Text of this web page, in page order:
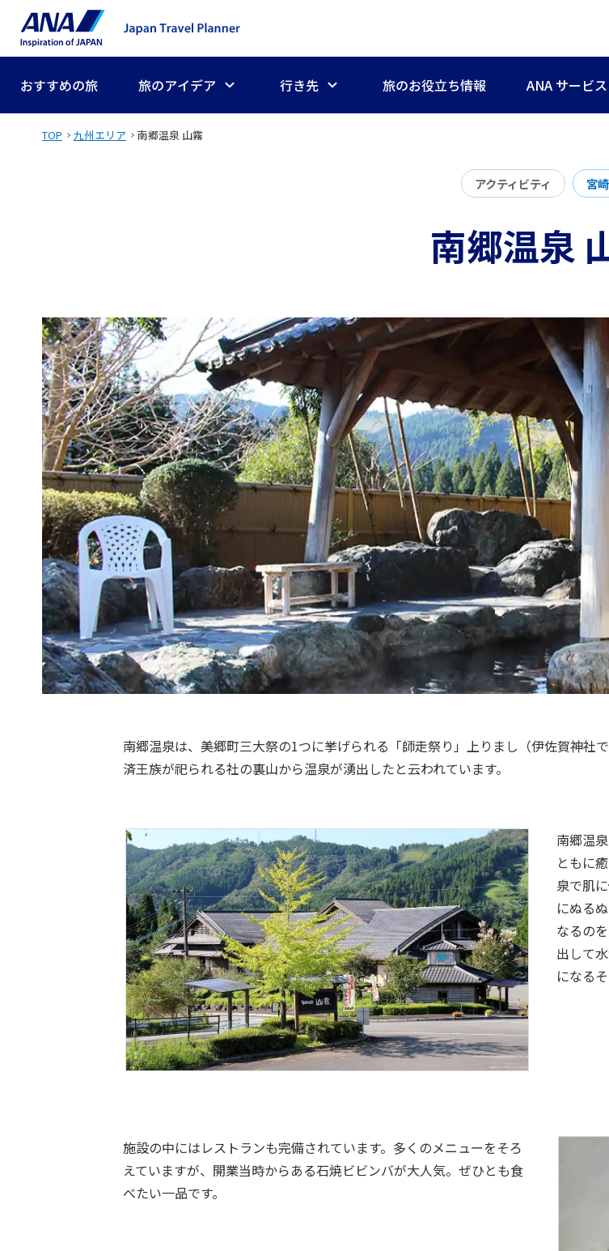
おすすめの旅 旅のアイデア 行き先 旅のお役立ち情報 ANA サービス
TOP 九州エリア 南郷温泉 山霧
アクティビティ 宮崎
南郷温泉
南郷温泉は、美郷町三大祭の1つに挙げられる「師走祭り」上りまし（伊佐賀神社
済王族が祀られる社の裏山から温泉が湧出したと云われています。
南郷温
ともに
泉で肌
にぬる
なるの
出して
になるそ
施設の中にはレストランも完備されています。多くのメニューをそろ
えていますが、開業当時からある石焼ビビンバが大人気。ぜひとも食
べたい一品です。